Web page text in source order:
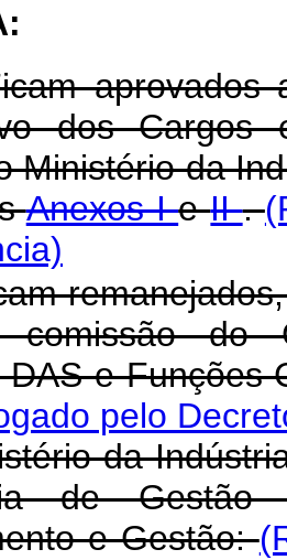
aprovados
dos
Ministério da
Anexos IeII.
do
e Funções
pelo
da
de Gestão
e Gestão: